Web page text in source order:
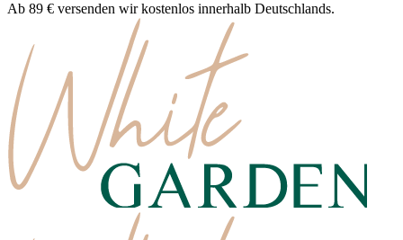
Ab 89 € versenden wir kostenlos innerhalb Deutschlands.